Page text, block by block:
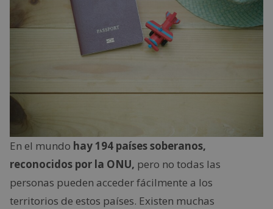
En el mundo hay 194 países soberanos,
reconocidos por la ONU, pero no todas las
personas pueden acceder fácilmente a los
territorios de estos países. Existen muchas